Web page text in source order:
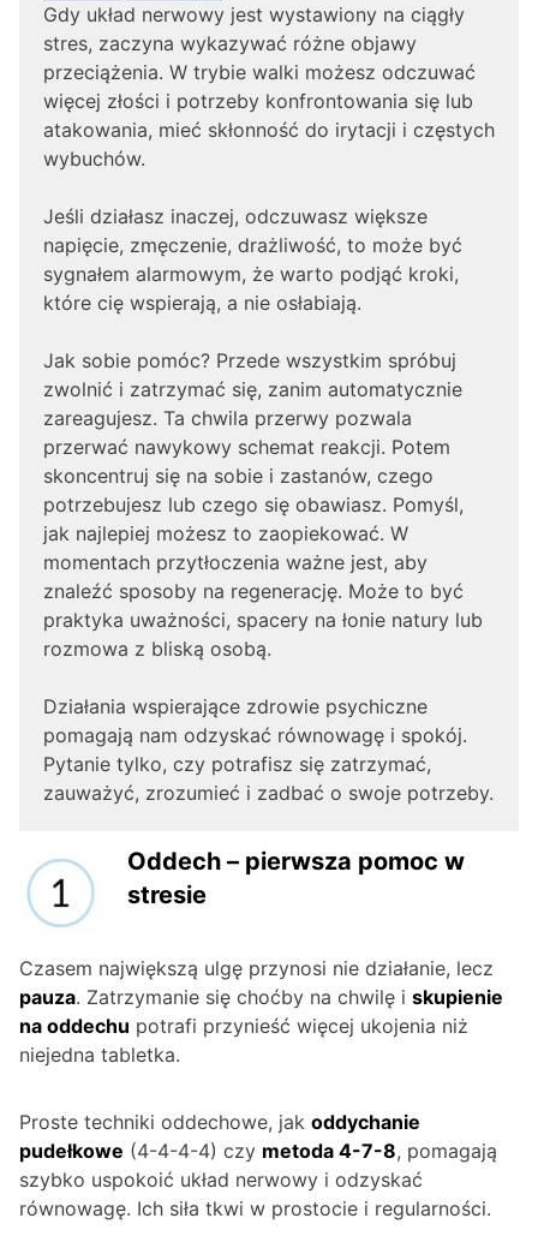
Gdy układ nerwowy jest wystawiony na ciągły
stres, zaczyna wykazywać różne objawy
przeciążenia. W trybie walki możesz odczuwać
więcej złości i potrzeby konfrontowania się lub
atakowania, mieć skłonność do irytacji i częstych
wybuchów.
Jeśli działasz inaczej, odczuwasz większe
napięcie, zmęczenie, drażliwość, to może być
sygnałem alarmowym, że warto podjąć kroki,
które cię wspierają, a nie osłabiają.
Jak sobie pomóc? Przede wszystkim spróbuj
zwolnić i zatrzymać się, zanim automatycznie
zareagujesz. Ta chwila przerwy pozwala
przerwać nawykowy schemat reakcji. Potem
skoncentruj się na sobie i zastanów, czego
potrzebujesz lub czego się obawiasz. Pomyśl,
jak najlepiej możesz to zaopiekować. W
momentach przytłoczenia ważne jest, aby
znaleźć sposoby na regenerację. Może to być
praktyka uważności, spacery na łonie natury lub
rozmowa z bliską osobą.
Działania wspierające zdrowie psychiczne
pomagają nam odzyskać równowagę i spokój.
Pytanie tylko, czy potrafisz się zatrzymać,
zauważyć, zrozumieć i zadbać o swoje potrzeby.
Oddech – pierwsza pomoc w
stresie
Czasem największą ulgę przynosi nie działanie, lecz
pauza. Zatrzymanie się choćby na chwilę i skupienie
na oddechu potrafi przynieść więcej ukojenia niż
niejedna tabletka.
Proste techniki oddechowe, jak oddychanie
pudełkowe (4-4-4-4) czy metoda 4-7-8, pomagają
szybko uspokoić układ nerwowy i odzyskać
równowagę. Ich siła tkwi w prostocie i regularności.